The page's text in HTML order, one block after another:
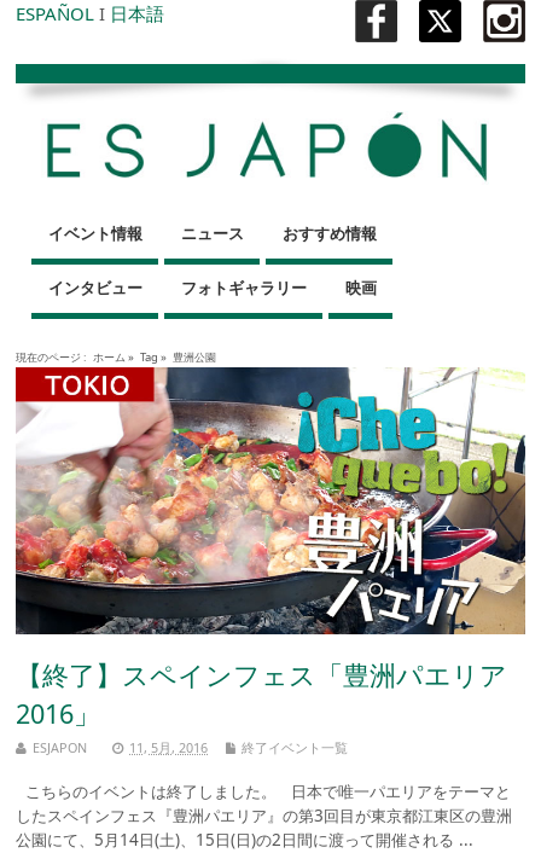
ESPAÑOL I 日本語
イベント情報 ニュース おすすめ情報
インタビュー フォトギャラリー 映画
現在のページ : ホーム » Tag » 豊洲公園
【終了】スペインフェス「豊洲パエリア
2016」
ESJAPON 11, 5月, 2016 終了イベント一覧
こちらのイベントは終了しました。 日本で唯一パエリアをテーマと
したスペインフェス『豊洲パエリア』の第3回目が東京都江東区の豊洲
公園にて、5月14日(土)、15日(日)の2日間に渡って開催される ...